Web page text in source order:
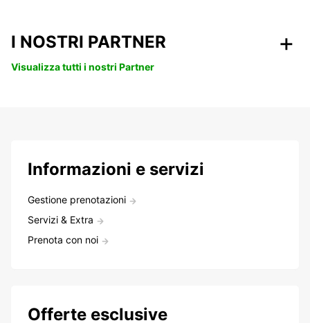
I NOSTRI PARTNER
Visualizza tutti i nostri Partner
Informazioni e servizi
Gestione prenotazioni
Servizi & Extra
Prenota con noi
Offerte esclusive